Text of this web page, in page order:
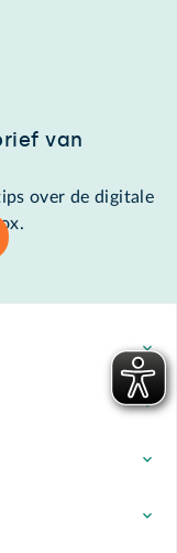
van
over de digitale